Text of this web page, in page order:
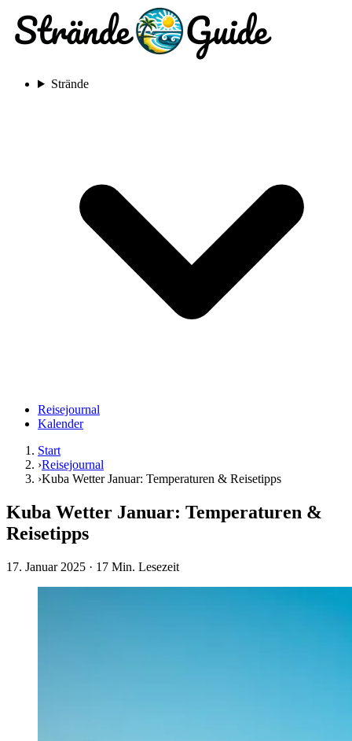
Strände
Reisejournal
Kalender
Start
›Reisejournal
›Kuba Wetter Januar: Temperaturen & Reisetipps
Kuba Wetter Januar: Temperaturen &
Reisetipps
17. Januar 2025 · 17 Min. Lesezeit